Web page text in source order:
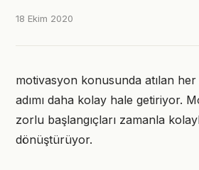
18 Ekim 2020
motivasyon konusunda atılan
adımı daha kolay hale getiriyor.
zorlu başlangıçları zamanla
dönüştürüyor.